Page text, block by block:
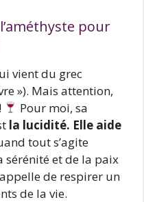
pour
vient du grec
»). Mais attention,
Pour moi, sa
la lucidité. Elle aide
tout s’agite
sérénité et de la paix
de respirer un
de la vie.